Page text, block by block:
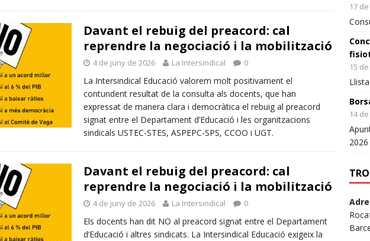
Davant el rebuig del preacord: cal
reprendre la negociació i la mobilització
4 de juny de 2026 La Intersindical 0
La Intersindical Educació valorem molt positivament el
contundent resultat de la consulta als docents, que han
expressat de manera clara i democràtica el rebuig al preacord
signat entre el Departament d’Educació i les organitzacions
sindicals USTEC-STES, ASPEPC-SPS, CCOO i UGT.
Davant el rebuig del preacord: cal
reprendre la negociació i la mobilització
4 de juny de 2026 La Intersindical 0
Els docents han dit NO al preacord signat entre el Departament
d’Educació i altres sindicats. La Intersindical Educació exigeix la
La
✍️
17
15
14
2026